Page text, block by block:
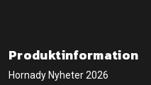
Produktinformation
Hornady Nyheter 2026